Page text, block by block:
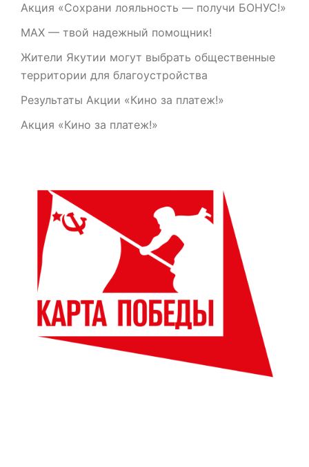
Акция «Сохрани лояльность — получи БОНУС!»
МАХ — твой надежный помощник!
Жители Якутии могут выбрать общественные
территории для благоустройства
Результаты Акции «Кино за платеж!»
Акция «Кино за платеж!»